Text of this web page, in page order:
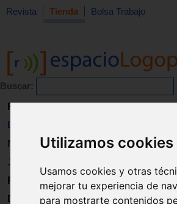
Utilizamos cookies
Usamos cookies y otras
mejorar tu experiencia de
para mostrarte contenidos
Revista Tienda Bolsa Trabajo
Buscar:
Revista
Libros
Material
Juguetes
Formación
Directorio